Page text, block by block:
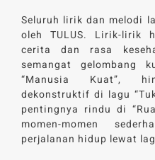
Seluruh lirik dan melodi
oleh TULUS. Lirik-lirik
cerita dan rasa
semangat
“Manusia Kuat”,
dekonstruktif di lagu
pentingnya rindu di
momen-momen
perjalanan hidup lewat